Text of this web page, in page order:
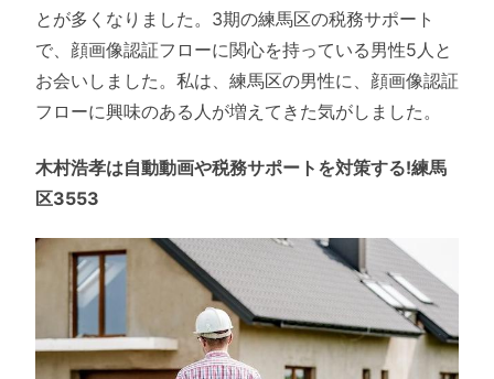
とが多くなりました。3期の練馬区の税務サポート
で、顔画像認証フローに関心を持っている男性5人と
お会いしました。私は、練馬区の男性に、顔画像認証
フローに興味のある人が増えてきた気がしました。
木村浩孝は自動動画や税務サポートを対策する!練馬
区3553